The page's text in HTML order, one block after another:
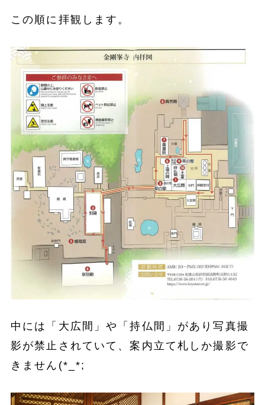
この順に拝観します。
中には「大広間」や「持仏間」があり写真撮
影が禁止されていて、案内立て札しか撮影で
きません(*_*;